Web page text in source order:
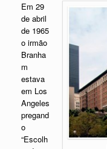
Em 29
de abril
de 1965
o irmão
Branha
m
estava
em Los
Angeles
pregand
o
“Escolh